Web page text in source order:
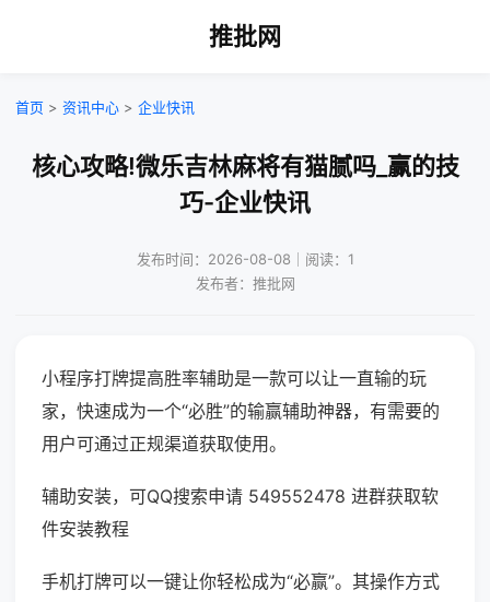
推批网
首页 > 资讯中心 > 企业快讯
核心攻略!微乐吉林麻将有猫腻吗_赢的技
巧-企业快讯
发布时间：2026-08-08｜阅读：1
发布者：推批网
小程序打牌提高胜率辅助是一款可以让一直输的玩
家，快速成为一个“必胜”的输赢辅助神器，有需要的
用户可通过正规渠道获取使用。
辅助安装，可QQ搜索申请 549552478 进群获取软
件安装教程
手机打牌可以一键让你轻松成为“必赢”。其操作方式